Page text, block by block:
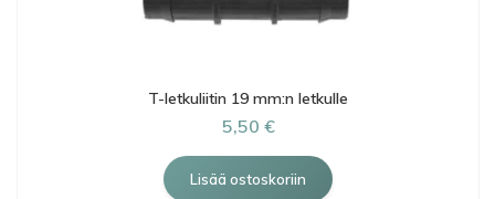
T-letkuliitin 19 mm:n letkulle
5,50 €